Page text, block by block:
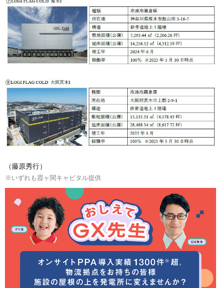
（藤原秀行）
※いずれも霞ヶ関キャピタル提供